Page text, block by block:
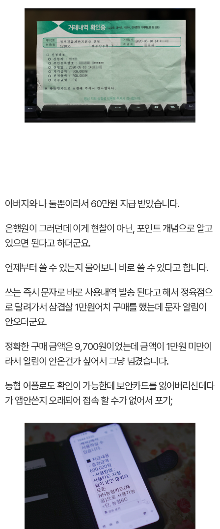
아버지와 나 둘뿐이라서 60만원 지급 받았습니다.
은행원이 그러던데 이게 현찰이 아닌, 포인트 개념으로 알고
있으면 된다고 하더군요.
언제부터 쓸 수 있는지 물어보니 바로 쓸 수 있다고 합니다.
쓰는 즉시 문자로 바로 사용내역 발송 된다고 해서 정육점으
로 달려가서 삼겹살 1만원어치 구매를 했는데 문자 알림이
안오더군요.
정확한 구매 금액은 9,700원이었는데 금액이 1만원 미만이
라서 알림이 안온건가 싶어서 그냥 넘겼습니다.
농협 어플로도 확인이 가능한데 보안카드를 잃어버리신데다
가 앱안쓴지 오래되어 접속 할 수가 없어서 포기;